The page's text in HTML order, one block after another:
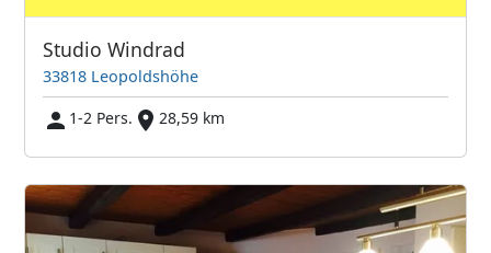
Studio Windrad
33818 Leopoldshöhe
1-2 Pers.
28,59 km